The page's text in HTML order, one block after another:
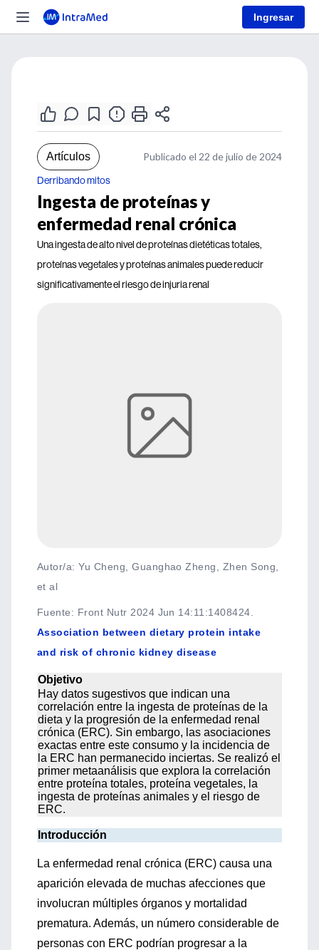
Ingresar
Artículos Publicado el 22 de julio de 2024
Derribando mitos
Ingesta de proteínas y
enfermedad renal crónica
Una ingesta de alto nivel de proteínas dietéticas totales,
proteínas vegetales y proteínas animales puede reducir
significativamente el riesgo de injuria renal
Autor/a: Yu Cheng, Guanghao Zheng, Zhen Song,
et al
Fuente: Front Nutr 2024 Jun 14:11:1408424.
Association between dietary protein intake
and risk of chronic kidney disease
Objetivo
Hay datos sugestivos que indican una
correlación entre la ingesta de proteínas de la
dieta y la progresión de la enfermedad renal
crónica (ERC). Sin embargo, las asociaciones
exactas entre este consumo y la incidencia de
la ERC han permanecido inciertas. Se realizó el
primer metaanálisis que explora la correlación
entre proteína totales, proteína vegetales, la
ingesta de proteínas animales y el riesgo de
ERC.
Introducción
La enfermedad renal crónica (ERC) causa una
aparición elevada de muchas afecciones que
involucran múltiples órganos y mortalidad
prematura. Además, un número considerable de
personas con ERC podrían progresar a la